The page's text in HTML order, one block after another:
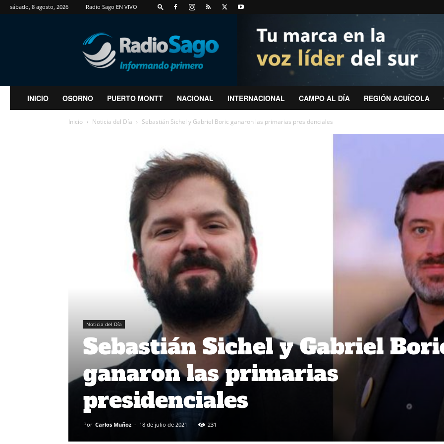
sábado, 8 agosto, 2026 Radio Sago EN VIVO
RadioSago
INICIO OSORNO PUERTO MONTT NACIONAL INTERNACIONAL CAMPO AL DÍA REGIÓN ACUÍCOLA
Inicio Noticia del Día Sebastián Sichel y Gabriel Boric ganaron las primarias presidenciales
Noticia del Día
Sebastián Sichel y Gabriel
ganaron las primarias
presidenciales
Por Carlos Muñoz - 18 de julio de 2021 231